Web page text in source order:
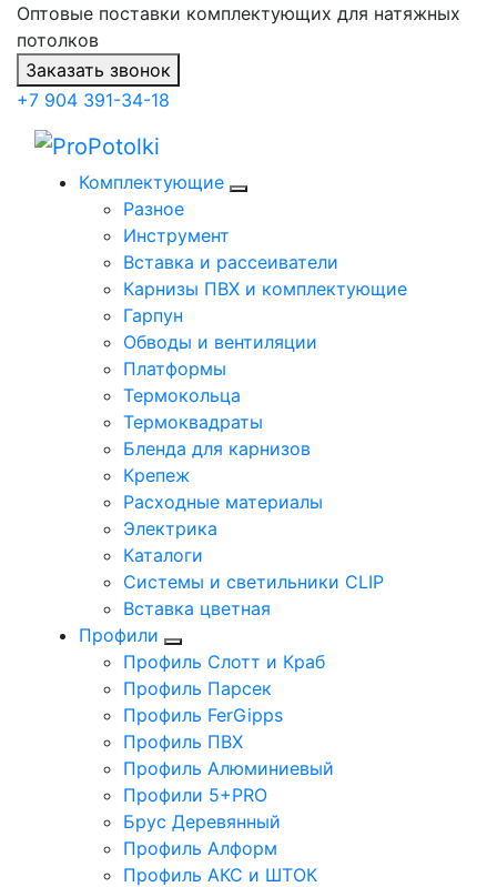
Оптовые поставки комплектующих для натяжных
потолков
Заказать звонок
+7 904 391-34-18
Комплектующие
Разное
Инструмент
Вставка и рассеиватели
Карнизы ПВХ и комплектующие
Гарпун
Обводы и вентиляции
Платформы
Термокольца
Термоквадраты
Бленда для карнизов
Крепеж
Расходные материалы
Электрика
Каталоги
Системы и светильники CLIP
Вставка цветная
Профили
Профиль Слотт и Краб
Профиль Парсек
Профиль FerGipps
Профиль ПВХ
Профиль Алюминиевый
Профили 5+PRO
Брус Деревянный
Профиль Алформ
Профиль АКС и ШТОК